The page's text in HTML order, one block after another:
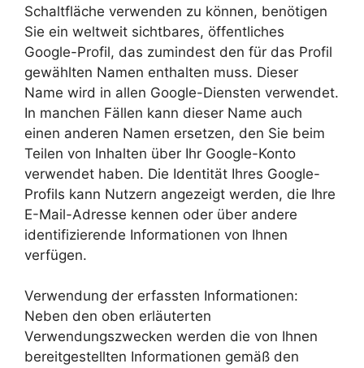
Schaltfläche verwenden zu können, benötigen
Sie ein weltweit sichtbares, öffentliches
Google-Profil, das zumindest den für das Profil
gewählten Namen enthalten muss. Dieser
Name wird in allen Google-Diensten verwendet.
In manchen Fällen kann dieser Name auch
einen anderen Namen ersetzen, den Sie beim
Teilen von Inhalten über Ihr Google-Konto
verwendet haben. Die Identität Ihres Google-
Profils kann Nutzern angezeigt werden, die Ihre
E-Mail-Adresse kennen oder über andere
identifizierende Informationen von Ihnen
verfügen.
Verwendung der erfassten Informationen:
Neben den oben erläuterten
Verwendungszwecken werden die von Ihnen
bereitgestellten Informationen gemäß den